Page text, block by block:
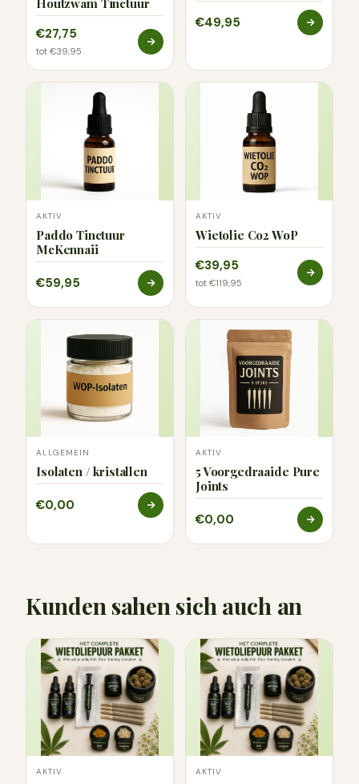
Houtzwam Tinctuur
€27,75
tot €39,95
€49,95
AKTIV
Paddo Tinctuur
McKennaii
€59,95
AKTIV
Wietolie Co2 WoP
€39,95
tot €119,95
ALLGEMEIN
Isolaten / kristallen
€0,00
AKTIV
5 Voorgedraaide Pure
Joints
€0,00
Kunden sahen sich auch an
AKTIV AKTIV